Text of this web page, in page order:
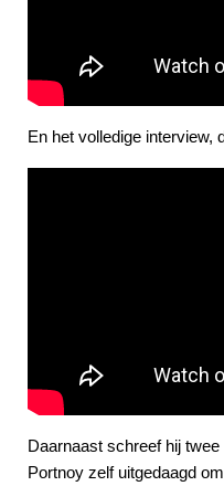
En het volledige interview,
Daarnaast schreef hij
Portnoy zelf uitgedaagd